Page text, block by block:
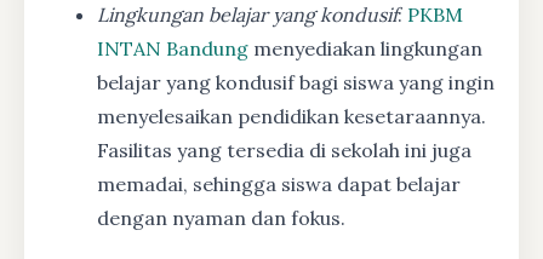
Lingkungan belajar yang kondusif: PKBM
INTAN Bandung menyediakan lingkungan
belajar yang kondusif bagi siswa yang ingin
menyelesaikan pendidikan kesetaraannya.
Fasilitas yang tersedia di sekolah ini juga
memadai, sehingga siswa dapat belajar
dengan nyaman dan fokus.